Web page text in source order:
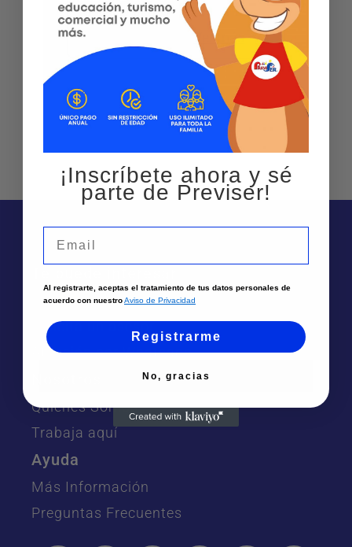
Ciudad: Palmira
Ver más
Sedes
Solicita un asesor
Atención por Whatsapp
Quiénes Somos
Trabaja aquí
Ayuda
Más Información
Preguntas Frecuentes
¡Inscríbete ahora y sé
parte de Previser!
Al registrarte, aceptas el tratamiento de tus datos personales de
acuerdo con nuestroAviso de Privacidad
Registrarme
No, gracias